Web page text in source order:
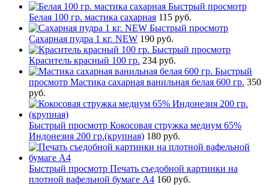
Быстрый просмотр
Белая 100 гр. мастика сахарная 115 руб.
Быстрый просмотр
Сахарная пудра 1 кг. NEW 190 руб.
Быстрый просмотр
Краситель красный 100 гр. 234 руб.
Быстрый
просмотр Мастика сахарная ванильная белая 600 гр. 350
руб.
Быстрый просмотр Кокосовая стружка медиум 65%
Индонезия 200 гр.(крупная) 180 руб.
Быстрый просмотр Печать съедобной картинки на
плотной вафельной бумаге А4 160 руб.